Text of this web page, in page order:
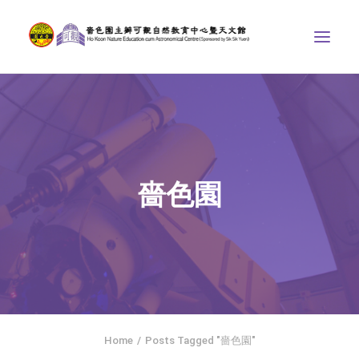
博物天地
比賽/專題計劃
SEARCH
嗇色園
Home Posts Tagged "嗇色園"